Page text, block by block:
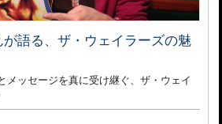
語る、ザ・ウェイラーズの魅
メッセージを真に受け継ぐ、ザ・ウェイ